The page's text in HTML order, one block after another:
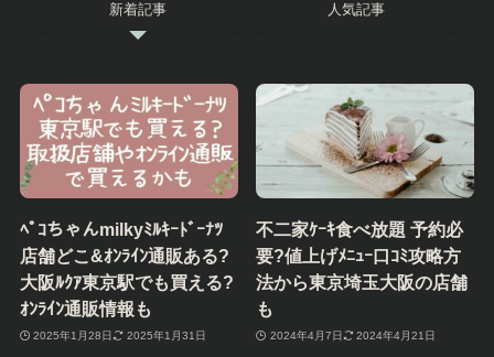
新着記事 人気記事
ﾍﾟｺちゃんmilkyﾐﾙｷｰﾄﾞｰﾅﾂ
店舗どこ&ｵﾝﾗｲﾝ通販ある?
大阪ﾙｸｱ東京駅でも買える?
ｵﾝﾗｲﾝ通販情報も
2025年1月28日 2025年1月31日
不二家ｹｰｷ食べ放題 予約必
要?値上げﾒﾆｭｰ口ｺﾐ攻略方
法から東京埼玉大阪の店舗
も
2024年4月7日 2024年4月21日